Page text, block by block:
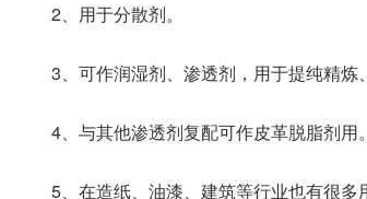
2、用于分散剂。
3、可作润湿剂、渗透剂，用于提纯精炼
4、与其他渗透剂复配可作皮革脱脂剂用。
5、在造纸、油漆、建筑等行业也有很多